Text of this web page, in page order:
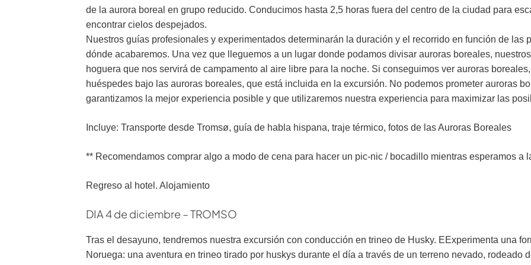
de la aurora boreal en grupo reducido. Conducimos hasta 2,5 horas fuera del centro de la ciudad para
encontrar cielos despejados.
Nuestros guías profesionales y experimentados determinarán la duración y el recorrido en función de las
dónde acabaremos. Una vez que lleguemos a un lugar donde podamos divisar auroras boreales,
hoguera que nos servirá de campamento al aire libre para la noche. Si conseguimos ver auroras
huéspedes bajo las auroras boreales, que está incluida en la excursión. No podemos prometer auroras
garantizamos la mejor experiencia posible y que utilizaremos nuestra experiencia para maximizar las
Incluye: Transporte desde Tromsø, guía de habla hispana, traje térmico, fotos de las Auroras Boreales
** Recomendamos comprar algo a modo de cena para hacer un pic-nic / bocadillo mientras esperamos a
Regreso al hotel. Alojamiento
DIA 4 de diciembre – TROMSO
Tras el desayuno, tendremos nuestra excursión con conducción en trineo de Husky. EExperimenta una
Noruega: una aventura en trineo tirado por huskys durante el día a través de un terreno nevado, rodeado